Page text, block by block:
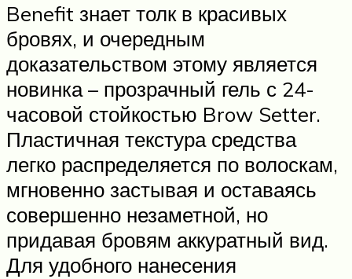
Benefit знает толк в красивых
бровях, и очередным
доказательством этому является
новинка – прозрачный гель с 24-
часовой стойкостью Brow Setter.
Пластичная текстура средства
легко распределяется по волоскам,
мгновенно застывая и оставаясь
совершенно незаметной, но
придавая бровям аккуратный вид.
Для удобного нанесения